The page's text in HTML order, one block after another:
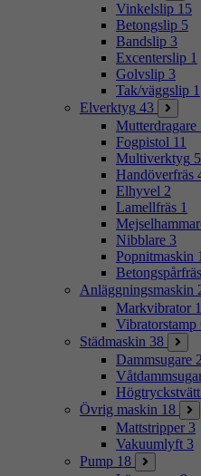
Vinkelslip 15
Betongslip 5
Bandslip 3
Excenterslip 1
Golvslip 3
Tak/väggslip 1
Elverktyg 43
Mutterdragare
Fogpistol 11
Multiverktyg 5
Handöverfräs
Elhyvel 2
Lamellfräs 1
Nibblare 3
Popnitmaskin 1
Betongspårfräs
Anläggningsmaskin
Markvibrator
Vibratorstamp
Städmaskin 38
Dammsugare
Högtryckstvätt
Övrig maskin 18
Mattstripper 3
Vakuumlyft 3
Pump 18